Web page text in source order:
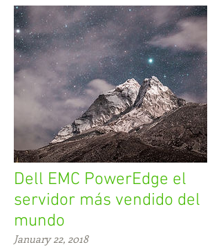
Dell EMC PowerEdge el
servidor más vendido del
mundo
January 22, 2018